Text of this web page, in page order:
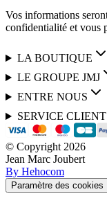
Vos informations
confidentialité et vous
LA BOUTIQUE
LE GROUPE JMJ
ENTRE NOUS
SERVICE CLIENT
© Copyright 2026
Jean Marc Joubert
By Hehocom
Paramètre des cookies